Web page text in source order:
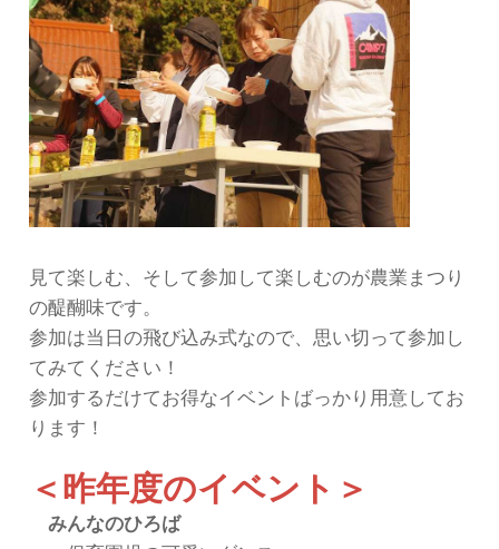
見て楽しむ、そして参加して楽しむのが農業まつり
の醍醐味です。
参加は当日の飛び込み式なので、思い切って参加し
てみてください！
参加するだけてお得なイベントばっかり用意してお
ります！
＜昨年度のイベント＞
みんなのひろば